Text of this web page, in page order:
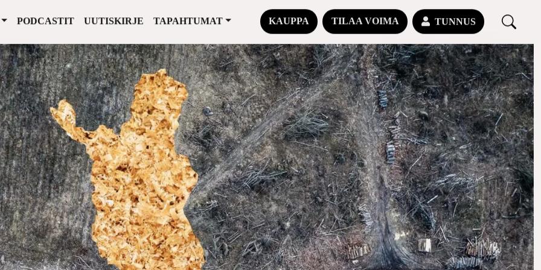
PODCASTIT UUTISKIRJE TAPAHTUMAT KAUPPA TILAA VOIMA TUNNUS